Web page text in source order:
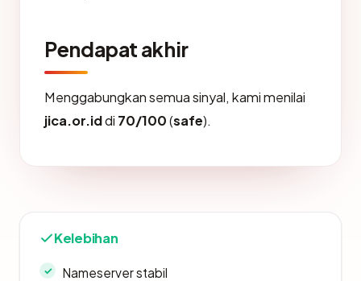
Pendapat akhir
Menggabungkan semua sinyal, kami menilai
jica.or.iddi 70/100(safe).
Kelebihan
Nameserver stabil